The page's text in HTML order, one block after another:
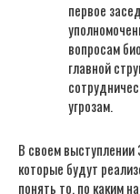
первое
вопросам
главной
угрозам.
В своем выступлении
которые будут
понять то, по каким